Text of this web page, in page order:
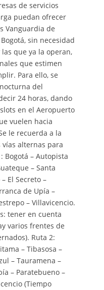
de servicios
puedan ofrecer
Vanguardia de
sin necesidad
que ya la operan,
que estimen
Para ello, se
del
24 horas, dando
en el Aeropuerto
vuelen hacia
le recuerda a la
alternas para
Bogotá – Autopista
– Santa
El Secreto –
de Upía –
– Villavicencio.
tener en cuenta
varios frentes de
Ruta 2:
– Tibasosa –
– Tauramena –
– Paratebueno –
(Tiempo